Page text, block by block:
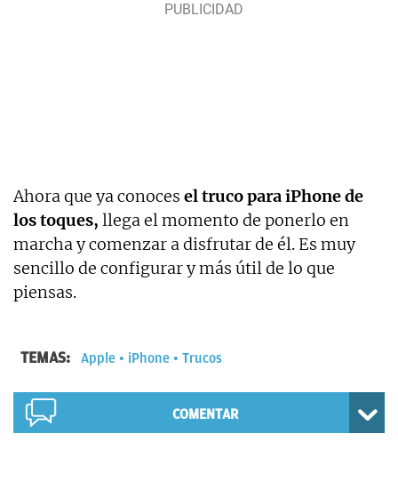
Ahora que ya conoces el truco para iPhone de
los toques, llega el momento de ponerlo en
marcha y comenzar a disfrutar de él. Es muy
sencillo de configurar y más útil de lo que
piensas.
TEMAS: Apple iPhone Trucos
COMENTAR